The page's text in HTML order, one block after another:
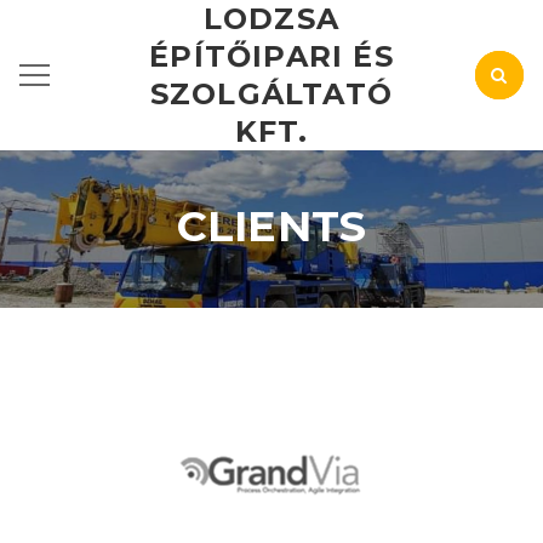
LODZSA
ÉPÍTŐIPARI ÉS
SZOLGÁLTATÓ
KFT.
CLIENTS